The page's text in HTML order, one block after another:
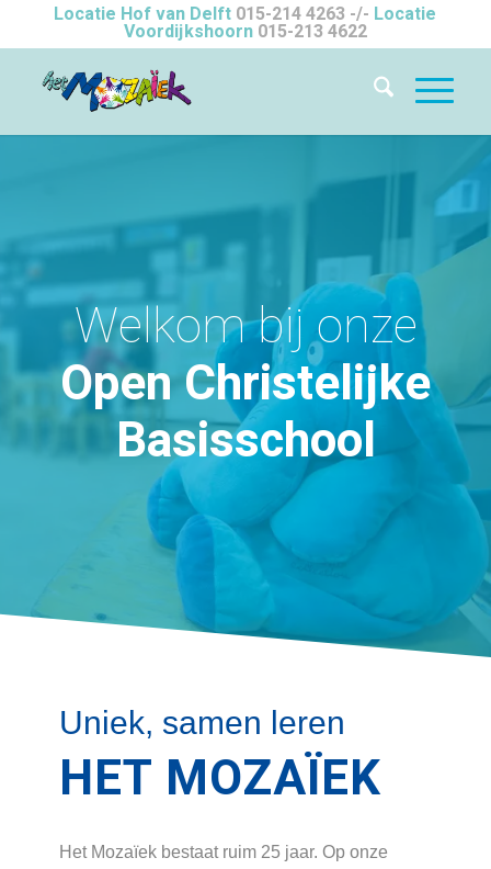
Locatie Hof van Delft 015-214 4263 -/- Locatie
Voordijkshoorn 015-213 4622
Welkom bij onze
Open Christelijke
Basisschool
Uniek, samen leren
HET MOZAÏEK
Het Mozaïek bestaat ruim 25 jaar. Op onze